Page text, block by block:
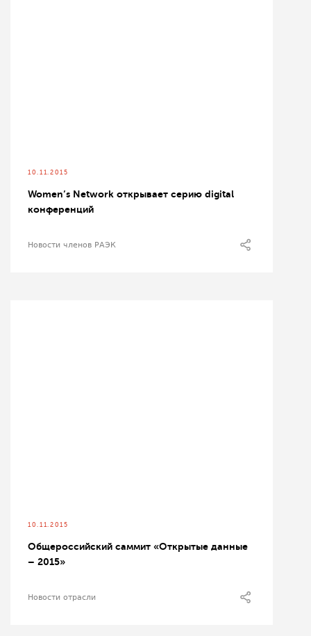
10.11.2015
Women’s Network открывает серию digital
конференций
Новости членов РАЭК
10.11.2015
Общероссийский саммит «Открытые данные
– 2015»
Новости отрасли